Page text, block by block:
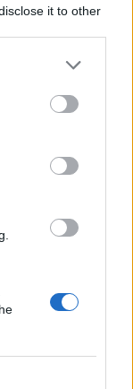
it to other
και άποψης
και